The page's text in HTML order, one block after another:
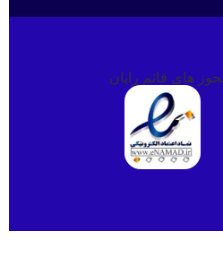
های قائم رایان